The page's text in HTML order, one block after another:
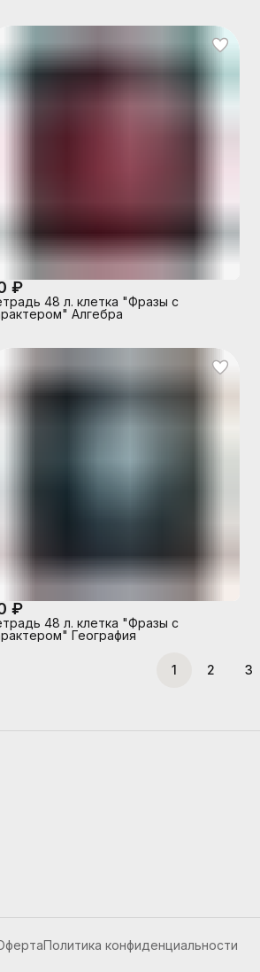
₽
48 л. клетка "Фразы с
Алгебра
₽
48 л. клетка "Фразы с
География
1 2 3
Политика конфиденциальности